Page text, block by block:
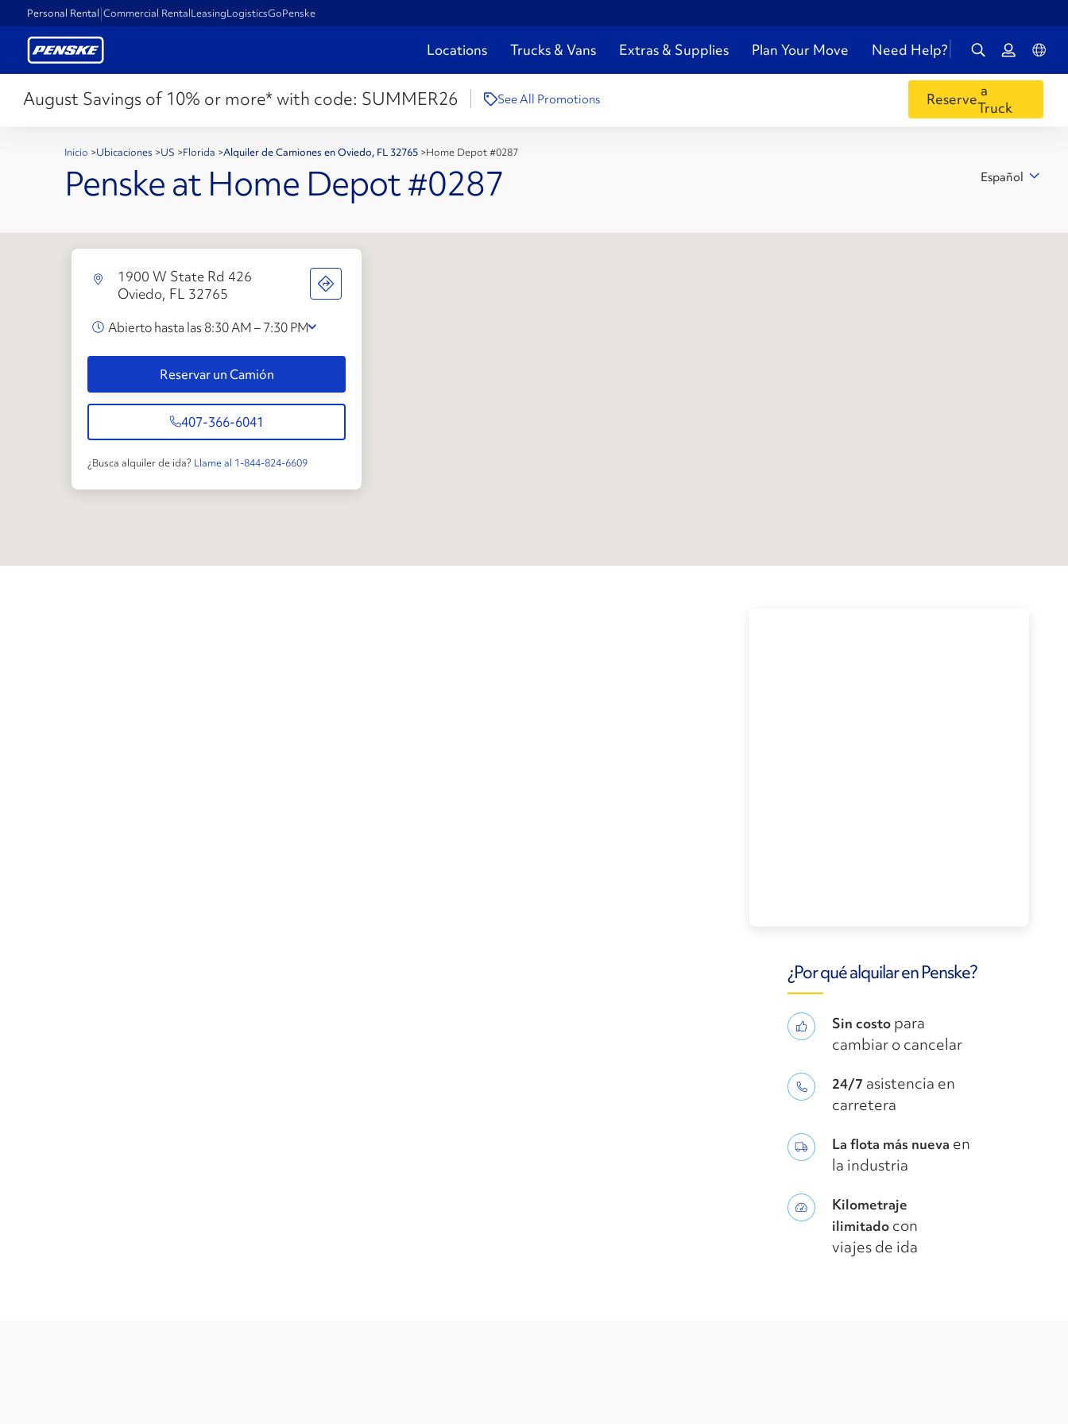
Personal Rental Commercial RentalLeasingLogisticsGoPenske
Locations Trucks & Vans Extras & Supplies Plan Your Move Need Help?
August Savings of 10% or more* with code: SUMMER26 See All Promotions Reservea
Truck
Inicio >Ubicaciones >US >Florida >Alquiler de Camiones en Oviedo, FL 32765 >Home Depot #0287
Penske at Home Depot #0287 Español
1900 W State Rd 426
Oviedo, FL 32765
Abierto hasta las 8:30 AM – 7:30 PM
Reservar un Camión
407-366-6041
¿Busca alquiler de ida? Llame al 1-844-824-6609
¿Por qué alquilar en Penske?
Sin costo para
cambiar o cancelar
24/7 asistencia en
carretera
La flota más nueva en
la industria
Kilometraje
ilimitado con
viajes de ida